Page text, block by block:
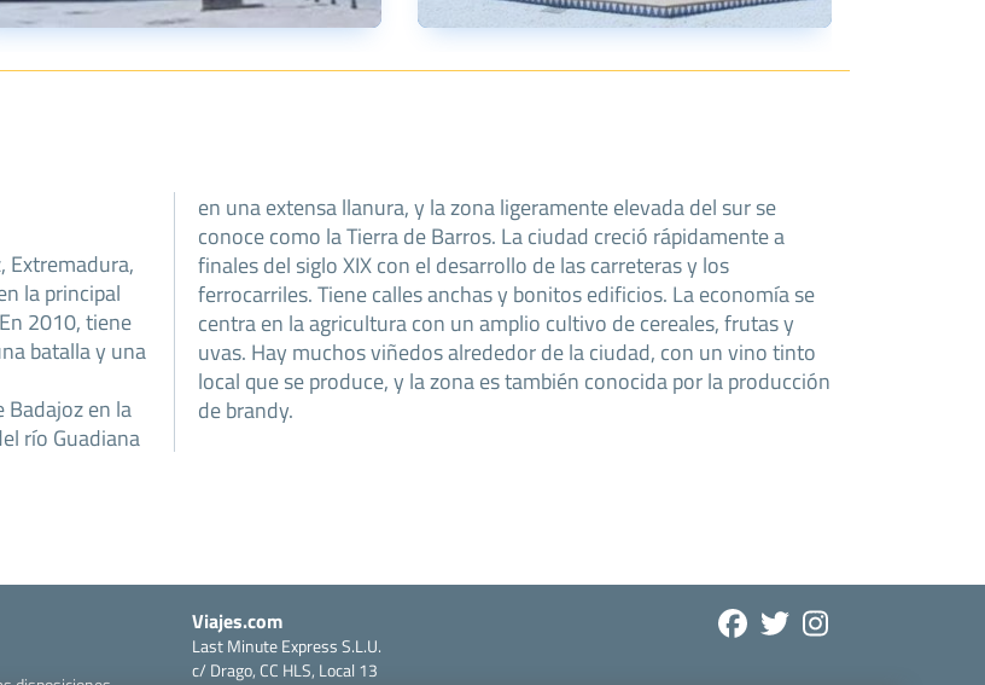
Extremadura,
la principal
2010, tiene
batalla y una
en la
río Guadiana
en una extensa llanura, y la zona ligeramente elevada del sur se
conoce como la Tierra de Barros. La ciudad creció rápidamente a
finales del siglo XIX con el desarrollo de las carreteras y los
ferrocarriles. Tiene calles anchas y bonitos edificios. La economía se
centra en la agricultura con un amplio cultivo de cereales, frutas y
uvas. Hay muchos viñedos alrededor de la ciudad, con un vino tinto
local que se produce, y la zona es también conocida por la producción
de brandy.
Viajes.com
Last Minute Express S.L.U.
c/ Drago, CC HLS, Local 13